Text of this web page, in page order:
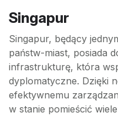
Singapur
Singapur, będący
państw-miast, posiada
infrastrukturę, która
dyplomatyczne. Dzięki
efektywnemu
w stanie pomieścić